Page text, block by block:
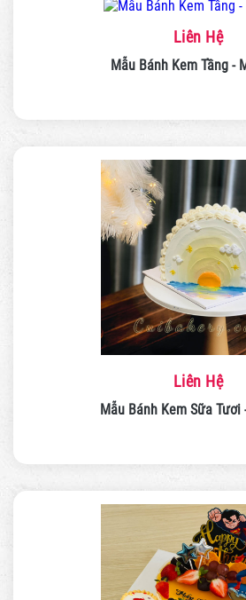
Liên Hệ
Liên Hệ
Mẫu Bánh Kem Sữa Tươi